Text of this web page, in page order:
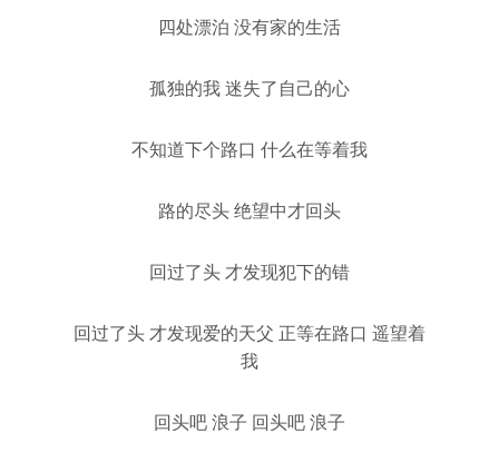
四处漂泊 没有家的生活
孤独的我 迷失了自己的心
不知道下个路口 什么在等着我
路的尽头 绝望中才回头
回过了头 才发现犯下的错
回过了头 才发现爱的天父 正等在路口 遥望着
我
回头吧 浪子 回头吧 浪子